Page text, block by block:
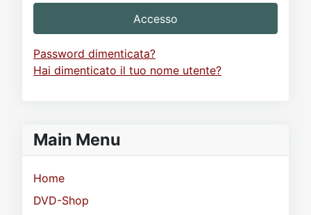
Accesso
Password dimenticata?
Hai dimenticato il tuo nome utente?
Main Menu
Home
DVD-Shop